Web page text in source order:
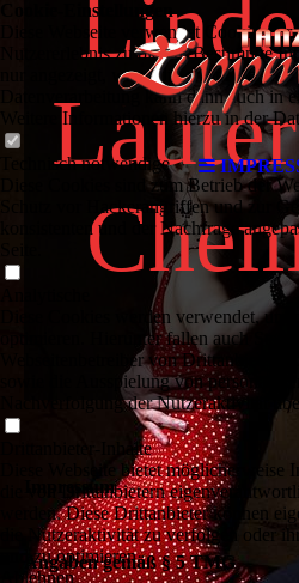
Impressum
Angaben gemäß § 5 TMG
Cookie-Einstellungen
Diese Webseite verwendet Cookies,
Nutzererlebnis zu bieten. Bestimmte
nur angezeigt, wenn die
Datenverarbeitung kann dann auch in
Weitere Informationen hierzu in der
Technisch notwendige
Diese Cookies sind zum Betrieb der
Schutz vor Hackerangriffen und zur
konsistenten und der Nachfrage
Diese Cookies werden verwendet, um
optimieren. Hierunter fallen auch
Webseitenbetreiber von Drittanbietern
sowie die Ausspielung von
Nachverfolgung der Nutzeraktivität
Drittanbieter-Inhalte
Diese Webseite bietet möglicherweise
die von Drittanbietern
werden. Diese Drittanbieter können
die Nutzeraktivität zu verfolgen oder
und zu optimieren.
Ablehnen